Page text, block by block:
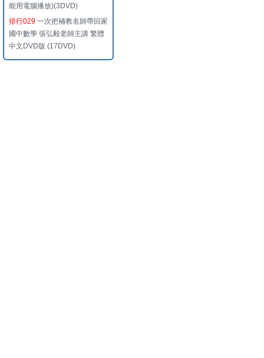
能用電腦播放)(3DVD)
排行029 一次把補教名師帶回家
國中數學 張弘毅老師主講 繁體
中文DVD版 (17DVD)